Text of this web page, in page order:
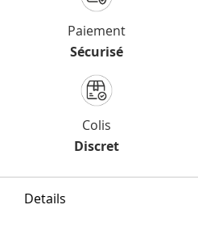
Paiement
Sécurisé
Colis
Discret
Details